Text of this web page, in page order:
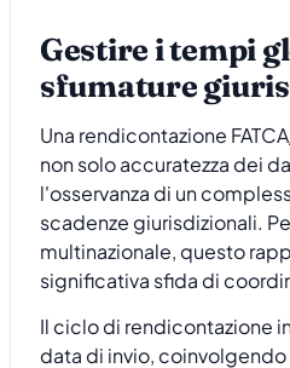
Gestire i tempi
sfumature
Una rendicontazione
non solo accuratezza dei
l'osservanza di un
scadenze giurisdizionali.
multinazionale, questo
significativa sfida di
Il ciclo di rendicontazione
data di invio,